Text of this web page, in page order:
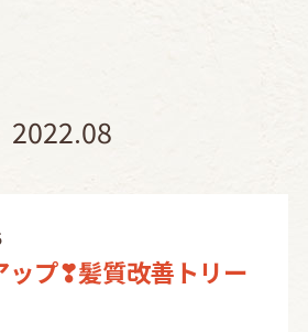
2022.08
ップ❣髪質改善トリー